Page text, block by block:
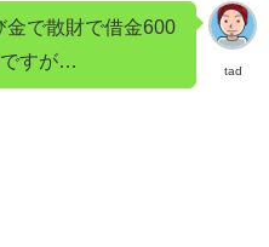
tad
金で散財で借金600
ですが…